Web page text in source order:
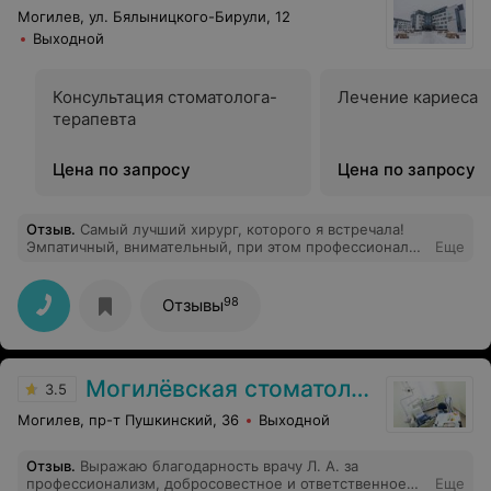
Могилев, ул. Бялыницкого-Бирули, 12
Выходной
Консультация стоматолога-
терапевта
Цена по запросу
Лечение кариеса
Цена по запросу
Отзыв. Самый лучший хирург, которого я встречала!
Эмпатичный, внимательный, при этом профессионал
миллион! Спасибо большое Илье Юрьевичу, вообще
не думала, что операции могут проходить так легко и
комфортно!
Еще
Отзывы98
3.5 Могилёвская стоматологическая поликлиника № 2
Могилев, пр-т Пушкинский, 36 Выходной
Отзыв. Выражаю благодарность врачу Л. А. за
профессионализм, добросовестное и ответственное
Еще